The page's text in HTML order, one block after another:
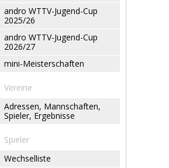
andro WTTV-Jugend-Cup
2025/26
andro WTTV-Jugend-Cup
2026/27
mini-Meisterschaften
Vereine
Adressen, Mannschaften,
Spieler, Ergebnisse
Spieler
Wechselliste